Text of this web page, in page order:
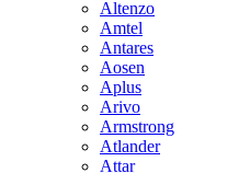
Altenzo
Amtel
Antares
Aosen
Aplus
Arivo
Armstrong
Atlander
Attar